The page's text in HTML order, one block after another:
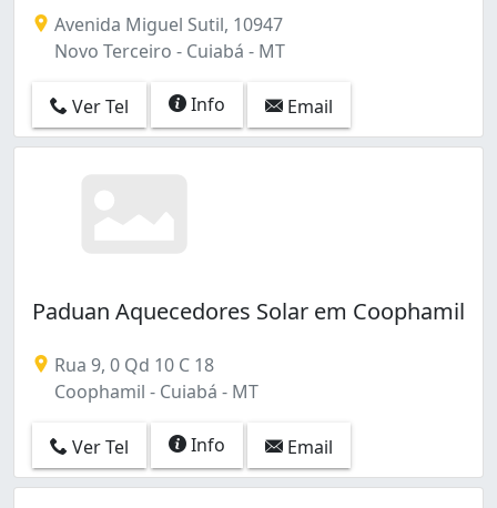
Avenida Miguel Sutil, 10947
Novo Terceiro - Cuiabá - MT
Ver Tel Info Email
Paduan Aquecedores Solar em Coophamil
Rua 9, 0 Qd 10 C 18
Coophamil - Cuiabá - MT
Ver Tel Info Email